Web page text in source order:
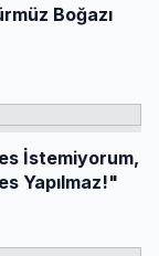
Boğazı
İstemiyorum,
Yapılmaz!"